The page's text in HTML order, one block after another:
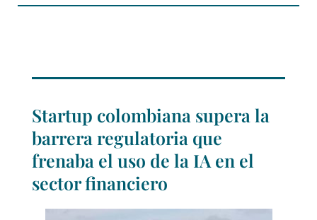
Startup colombiana supera la
barrera regulatoria que
frenaba el uso de la IA en el
sector financiero